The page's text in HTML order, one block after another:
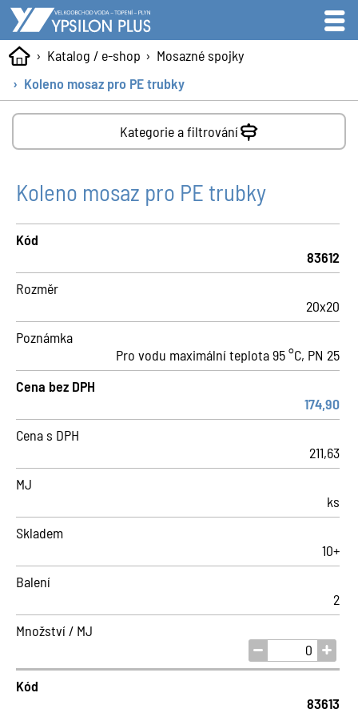
Katalog / e-shop
Mosazné spojky
Koleno mosaz pro PE trubky
Kategorie a filtrování
Koleno mosaz pro PE trubky
Kód
83612
Rozměr
20x20
Poznámka
Pro vodu maximální teplota 95 °C, PN 25
Cena bez DPH
174,90
Cena s DPH
211,63
MJ
ks
Skladem
10+
Balení
2
Množství / MJ
Kód
83613